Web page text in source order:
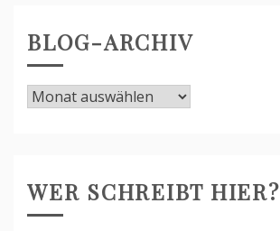
BLOG-ARCHIV
Blog-
WER SCHREIBT HIER?